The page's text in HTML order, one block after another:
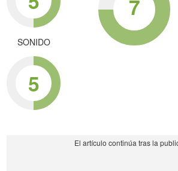
SONIDO
5
7